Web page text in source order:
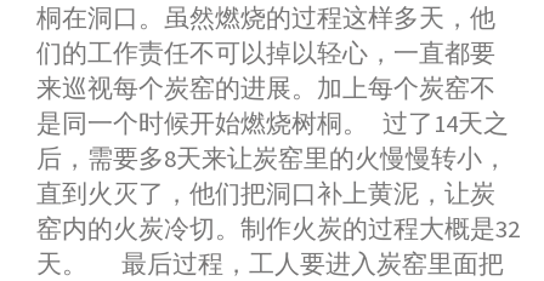
桐在洞口。虽然燃烧的过程这样多天，他
们的工作责任不可以掉以轻心，一直都要
来巡视每个炭窑的进展。加上每个炭窑不
是同一个时候开始燃烧树桐。 过了14天之
后，需要多8天来让炭窑里的火慢慢转小，
直到火灭了，他们把洞口补上黄泥，让炭
窑内的火炭冷切。制作火炭的过程大概是32
天。 最后过程，工人要进入炭窑里面把